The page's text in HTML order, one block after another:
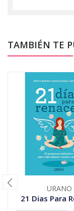
TAMBIÉN TE
URANO
21 Dias Para